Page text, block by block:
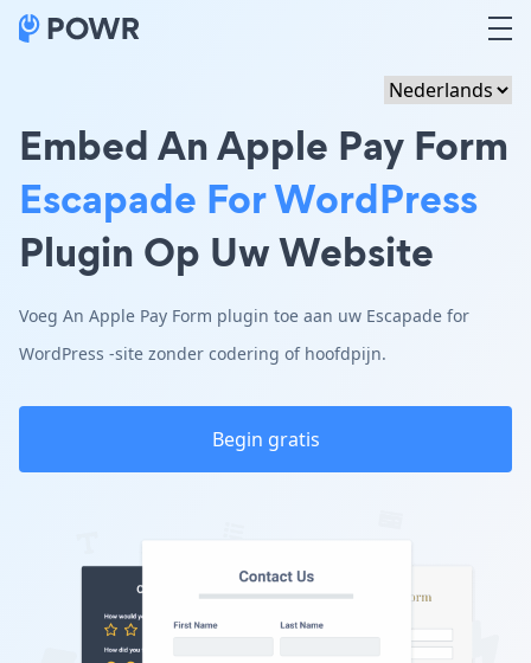
Embed An Apple Pay Form
Escapade For WordPress
Plugin Op Uw Website
Voeg An Apple Pay Form plugin toe aan uw Escapade for
WordPress -site zonder codering of hoofdpijn.
Begin gratis